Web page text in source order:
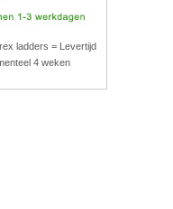
ladders = Levertijd
4 weken